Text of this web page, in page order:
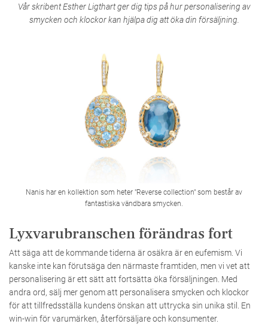
Vår skribent Esther Ligthart ger dig tips på hur personalisering av
smycken och klockor kan hjälpa dig att öka din försäljning.
Nanis har en kollektion som heter "Reverse collection" som består av
fantastiska vändbara smycken.
Lyxvarubranschen förändras fort
Att säga att de kommande tiderna är osäkra är en eufemism. Vi
kanske inte kan förutsäga den närmaste framtiden, men vi vet att
personalisering är ett sätt att fortsätta öka försäljningen. Med
andra ord, sälj mer genom att personalisera smycken och klockor
för att tillfredsställa kundens önskan att uttrycka sin unika stil. En
win-win för varumärken, återförsäljare och konsumenter.